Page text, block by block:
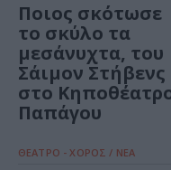
Ποιος σκότωσε
το σκύλο τα
μεσάνυχτα, του
Σάιμον Στήβενς
στο
Παπάγου
ΘΕΑΤΡΟ - ΧΟΡΟΣ / ΝΕΑ